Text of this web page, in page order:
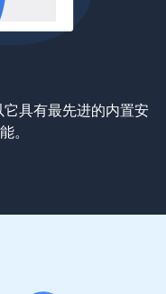
具有最先进的内置安
。